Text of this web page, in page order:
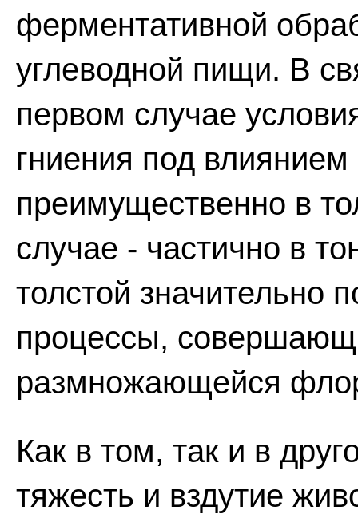
ферментативной
углеводной пищи. В
первом случае
гниения под
преимущественно в
случае - частично в
толстой значительно
процессы,
размножающейся
Как в том, так и в
тяжесть и вздутие